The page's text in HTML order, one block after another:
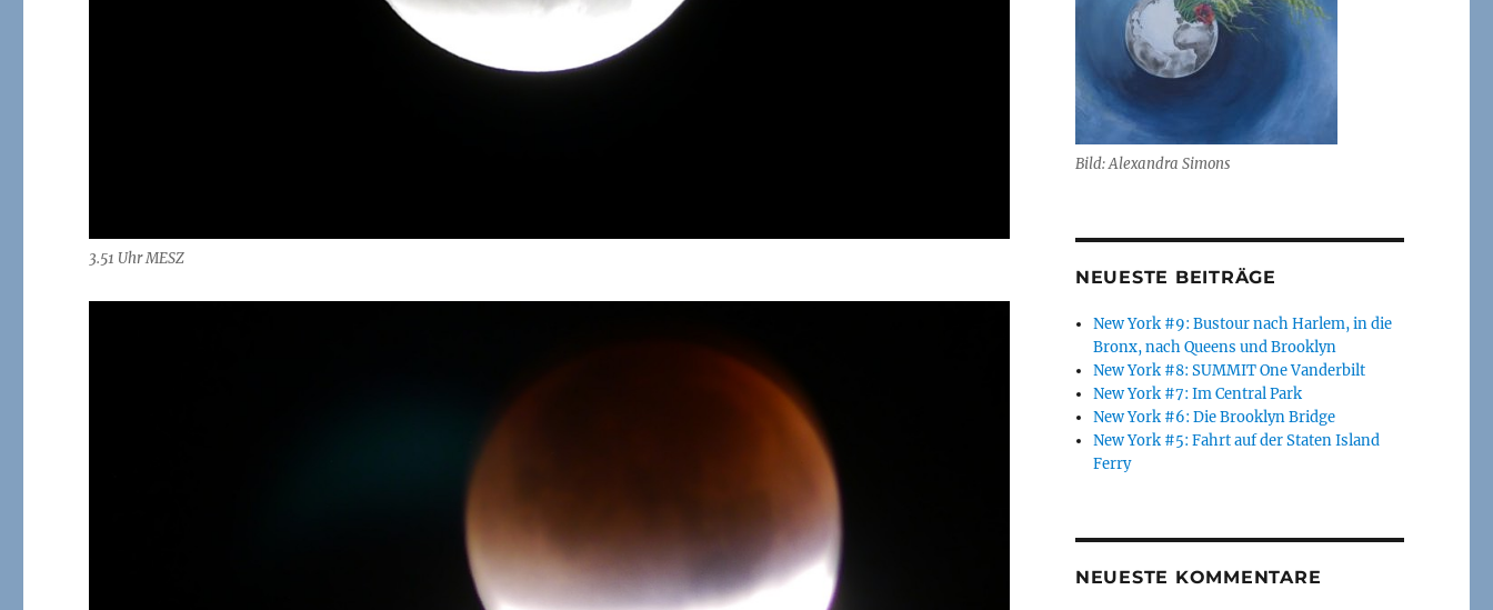
3.51 Uhr MESZ
Bild: Alexandra Simons
NEUESTE BEITRÄGE
New York #9: Bustour nach Harlem, in die
Bronx, nach Queens und Brooklyn
New York #8: SUMMIT One Vanderbilt
New York #7: Im Central Park
New York #6: Die Brooklyn Bridge
New York #5: Fahrt auf der Staten Island
Ferry
NEUESTE KOMMENTARE